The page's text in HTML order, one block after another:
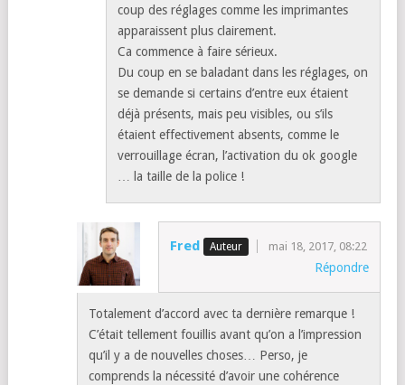
coup des réglages comme les imprimantes
apparaissent plus clairement.
Ca commence à faire sérieux.
Du coup en se baladant dans les réglages, on
se demande si certains d’entre eux étaient
déjà présents, mais peu visibles, ou s’ils
étaient effectivement absents, comme le
verrouillage écran, l’activation du ok google
… la taille de la police !
Fred mai 18, 2017, 08:22
Répondre
Totalement d’accord avec ta dernière remarque !
C’était tellement fouillis avant qu’on a l’impression
qu’il y a de nouvelles choses… Perso, je
comprends la nécessité d’avoir une cohérence